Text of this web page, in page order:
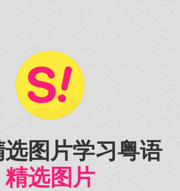
图片学习粤语
精选图片